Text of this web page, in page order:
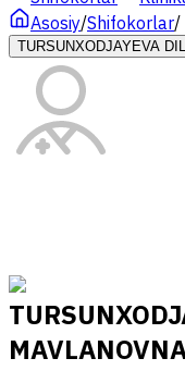
Asosiy/Shifokorlar/
TURSUNXODJAYEVA